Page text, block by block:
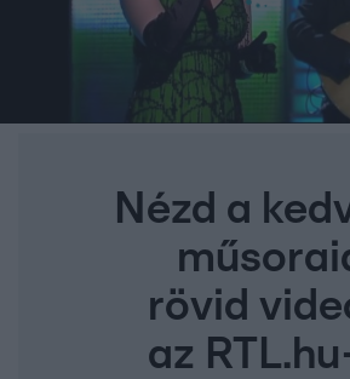
Nézd a
rövid
az